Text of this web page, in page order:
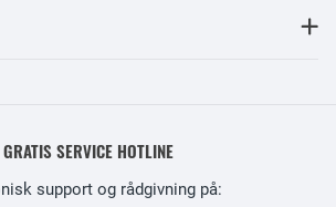
GRATIS SERVICE HOTLINE
support og rådgivning på: